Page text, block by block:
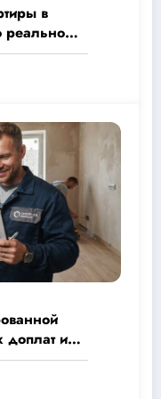
в
реально
— полный
доплат и